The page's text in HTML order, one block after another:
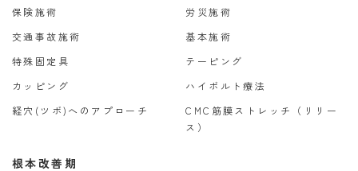
保険施術
労災施術
交通事故施術
基本施術
特殊固定具
テーピング
カッピング
ハイボルト療法
経穴(ツボ)へのアプローチ
CMC筋膜ストレッチ（リリー
ス）
根本改善期